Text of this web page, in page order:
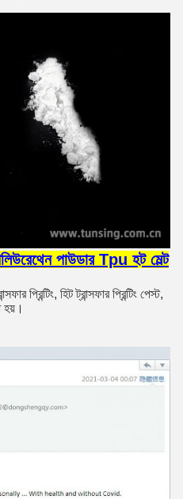
পাউডার Tpu হট মেল্ট
প্রিন্টিং, হিট ট্রান্সফার প্রিন্টিং পেস্ট,
হয়।